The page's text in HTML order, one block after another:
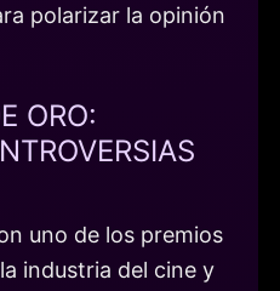
polarizar la opinión
ORO:
uno de los premios
industria del cine y